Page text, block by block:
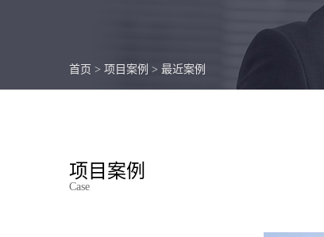
首页 > 项目案例 > 最近案例
项目案例
Case